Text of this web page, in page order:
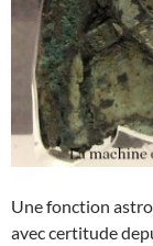
Une fonction
avec certitude